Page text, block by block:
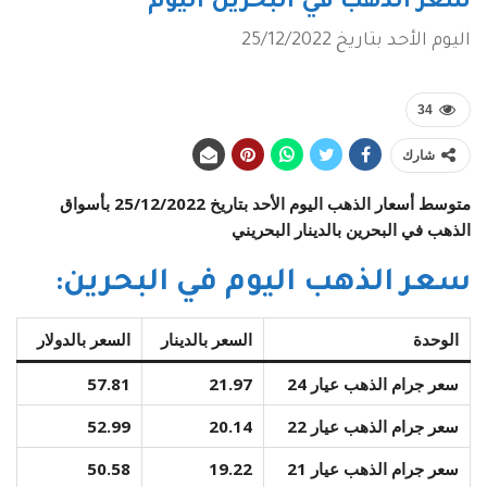
اليوم الأحد بتاريخ 25/12/2022
34
شارك
متوسط أسعار الذهب اليوم الأحد بتاريخ 25/12/2022 بأسواق
الذهب في البحرين بالدينار البحريني
سعر الذهب اليوم في البحرين:
الوحدة السعر بالدينار السعر بالدولار
سعر جرام الذهب عيار 24 21.97
57.81
سعر جرام الذهب عيار 22
20.14
52.99
سعر جرام الذهب عيار 21
19.22
50.58